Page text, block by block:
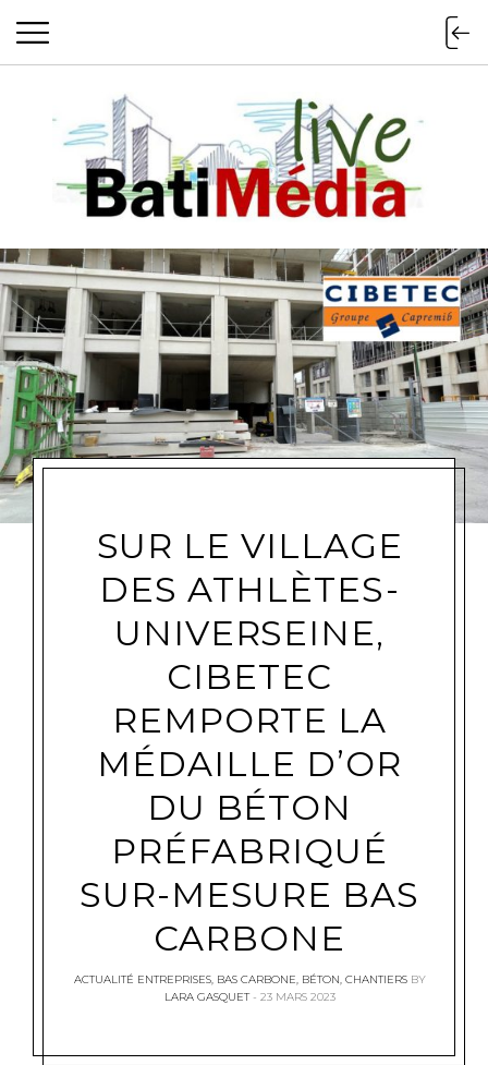
Batimedialive
SUR LE VILLAGE
DES ATHLÈTES-
UNIVERSEINE,
CIBETEC
REMPORTE LA
MÉDAILLE D’OR
DU BÉTON
PRÉFABRIQUÉ
SUR-MESURE BAS
CARBONE
ACTUALITÉ ENTREPRISES, BAS CARBONE, BÉTON, CHANTIERS BY
LARA GASQUET
23 MARS 2023